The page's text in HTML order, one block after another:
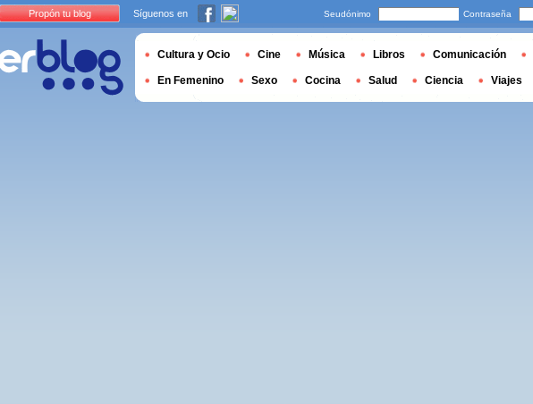
Propón tu blog Síguenos en Seudónimo Contraseña
Cultura y Ocio Cine Música Libros Comunicación
En Femenino Sexo Cocina Salud Ciencia Viajes